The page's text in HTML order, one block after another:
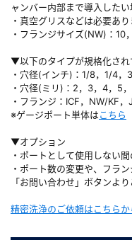
ャンバー内部まで導入した
・真空グリスなどは必要あ
・フランジサイズ(NW)：10
▼以下のタイプが規格化され
・穴径(インチ)：1/8，1/4
・穴径(ミリ)：2，3，4，5
・フランジ：ICF，NW/KF
※ゲージポート単体はこちら
▼オプション
・ポートとして使用しない間
・ポート数の変更や、フラ
「お問い合わせ」ボタンよ
精密洗浄のご依頼はこちらか